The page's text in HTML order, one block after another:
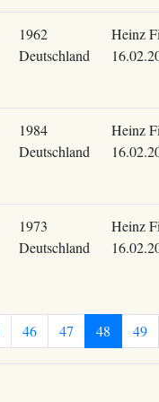
1962
Deutschland
Heinz
1984
Deutschland
Heinz
1973
Deutschland
Heinz
46 47 48 49